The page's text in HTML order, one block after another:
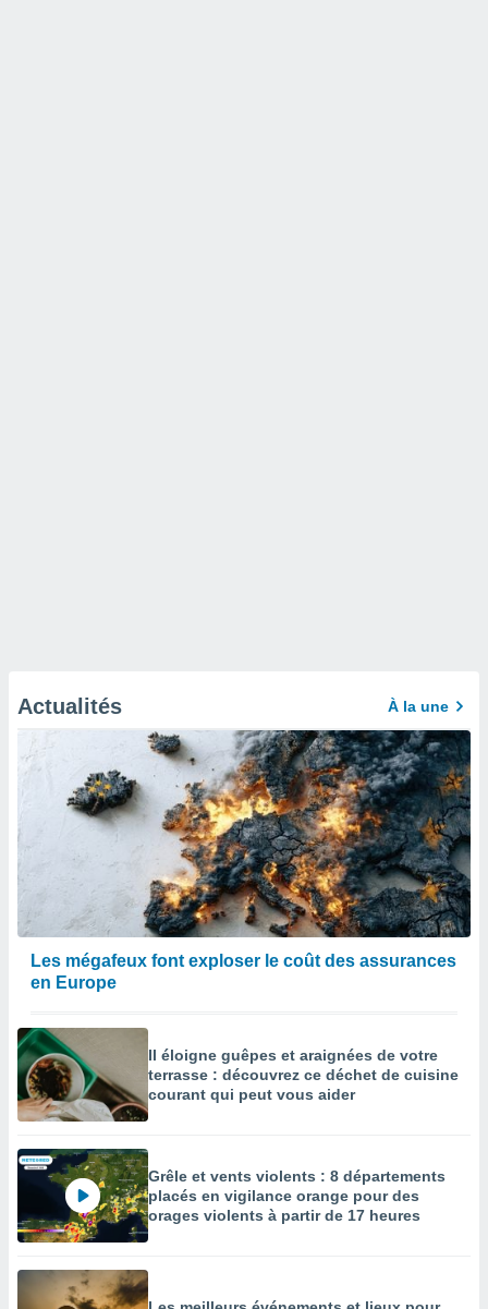
Actualités À la une
Les mégafeux font exploser le coût des assurances
en Europe
Il éloigne guêpes et araignées de votre
terrasse : découvrez ce déchet de cuisine
courant qui peut vous aider
Grêle et vents violents : 8 départements
placés en vigilance orange pour des
orages violents à partir de 17 heures